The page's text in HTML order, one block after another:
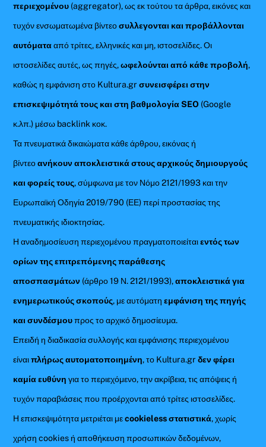
περιεχομένου (aggregator), ως εκ τούτου τα άρθρα, εικόνες και
τυχόν ενσωματωμένα βίντεοσυλλεγονται και προβάλλονται
αυτόματααπό τρίτες, ελληνικές και μη, ιστοσελίδες. Οι
ιστοσελίδες αυτές, ως πηγές,ωφελούνται από κάθε προβολή,
καθώς η εμφάνιση στο Kultura.gr συνεισφέρει στην
επισκεψιμότητά τους και στη βαθμολογία SEO (Google
κ.λπ.) μέσω backlink κοκ.
Τα πνευματικά δικαιώματα κάθε άρθρου, εικόνας ή
βίντεοανήκουν αποκλειστικά στους αρχικούς δημιουργούς
και φορείς τους, σύμφωνα με τον Νόμο 2121/1993 και την
Ευρωπαϊκή Οδηγία 2019/790 (ΕΕ) περί προστασίας της
πνευματικής ιδιοκτησίας.
Η αναδημοσίευση περιεχομένου πραγματοποιείταιεντός των
ορίων της επιτρεπόμενης παράθεσης
αποσπασμάτων (άρθρο 19 Ν. 2121/1993),αποκλειστικά για
ενημερωτικούς σκοπούς, με αυτόματηεμφάνιση της πηγής
και συνδέσμουπρος το αρχικό δημοσίευμα.
Επειδή η διαδικασία συλλογής και εμφάνισης περιεχομένου
είναιπλήρως αυτοματοποιημένη, το Kultura.grδεν φέρει
καμία ευθύνη για το περιεχόμενο, την ακρίβεια, τις απόψεις ή
τυχόν παραβιάσεις που προέρχονται από τρίτες ιστοσελίδες.
Η επισκεψιμότητα μετριέται μεcookieless στατιστικά, χωρίς
χρήση cookies ή αποθήκευση προσωπικών δεδομένων,